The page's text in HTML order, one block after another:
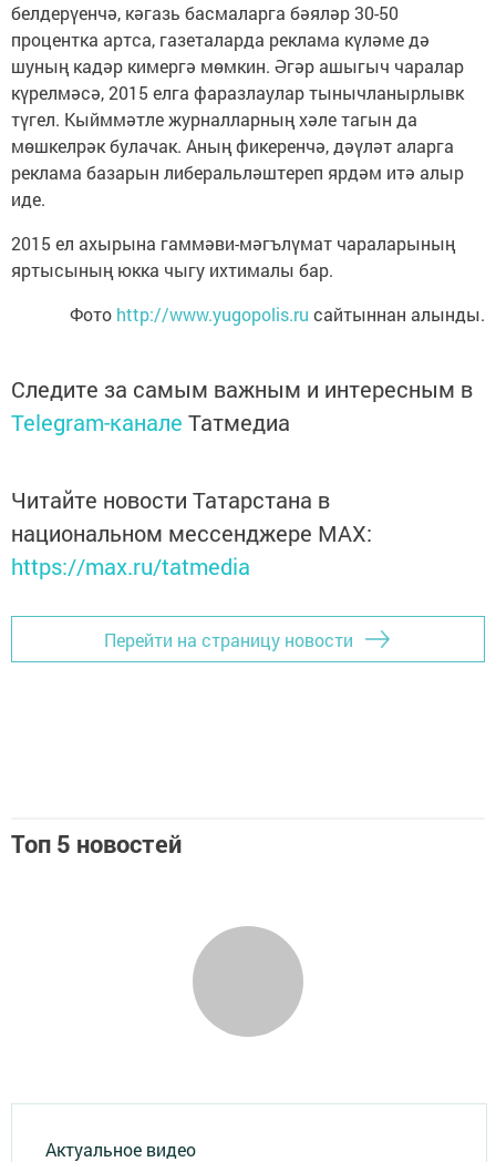
белдерүенчә, кәгазь басмаларга бәяләр 30-50
процентка артса, газеталарда реклама күләме дә
шуның кадәр кимергә мөмкин. Әгәр ашыгыч чаралар
күрелмәсә, 2015 елга фаразлаулар тынычланырлывк
түгел. Кыйммәтле журналларның хәле тагын да
мөшкелрәк булачак. Аның фикеренчә, дәүләт аларга
реклама базарын либеральләштереп ярдәм итә алыр
иде.
2015 ел ахырына гаммәви-мәгълүмат чараларының
яртысының юкка чыгу ихтималы бар.
Фото http://www.yugopolis.ru сайтыннан алынды.
Следите за самым важным и интересным в
Telegram-канале Татмедиа
Читайте новости Татарстана в
национальном мессенджере MАХ:
https://max.ru/tatmedia
Перейти на страницу новости
Топ 5 новостей
Актуальное видео